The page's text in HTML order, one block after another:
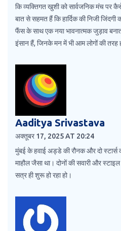
कि व्यक्तिगत खुशी को सार्वजनिक मंच पर
बात से सहमत हैं कि हार्दिक की निजी
फैंस के साथ एक नया भावनात्मक जुड़ाव
इंसान हैं, जिनके मन में भी आम लोगों की
Aaditya Srivastava
अक्तूबर 17, 2025 AT 20:24
मुंबई के हवाई अड्डे की रौनक और दो
माहौल जैसा था। दोनों की सवारी और
सत्र ही शुरू हो रहा हो।